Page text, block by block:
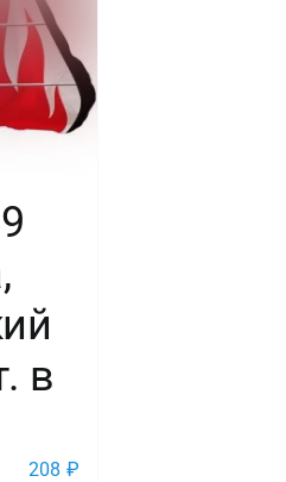
в
208 ₽